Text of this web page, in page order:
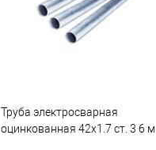
В избранное
Труба электросварная
оцинкованная 42х1.7 ст. 3 6 м